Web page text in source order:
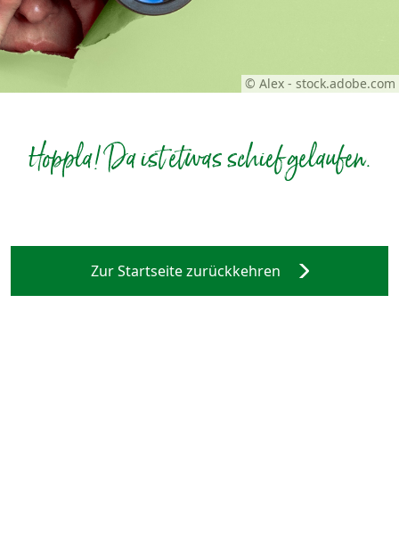
© Alex - stock.adobe.com
Hoppla! Da ist etwas schief gelaufen.
Zur Startseite zurückkehren